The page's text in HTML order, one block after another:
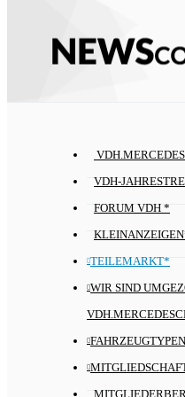
VDH-
FORUM VDH *
TEILEMARKT*
WIR SIND
FAHRZEUGTYPEN